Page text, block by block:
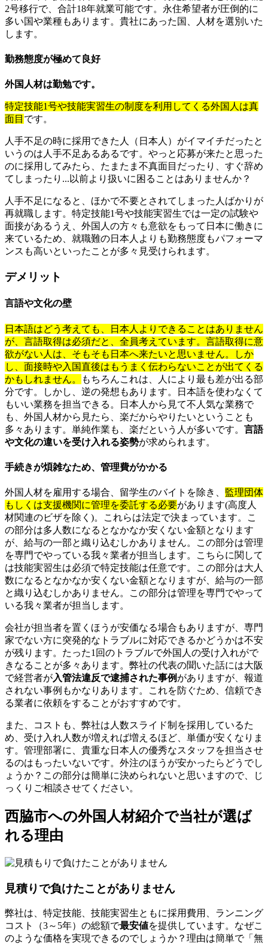
2号移行で、合計18年就業可能です。永住希望者が圧倒的に
多い国や業種もあります。貴社にあった国、人材を選別いた
します。
勤務態度が極めて良好
外国人材は勤勉です。
特定技能1号や技能実習生の制度を利用してくる外国人は真
面目 です。
人手不足の時に採用できた人（日本人）がイマイチだったと
いうのは人手不足あるあるです。やっと応募が来たと思った
のに採用してみたら、たまたま不真面目だったり、すぐ辞め
てしまったり...以前より扱いに困ることはありませんか？
人手不足になると、ほかで不要とされてしまった人ばかりが
再就職します。特定技能1号や技能実習生では一定の試験や
面接があるうえ、外国人の方々も意欲をもって日本に働きに
来ているため、就職難の日本人よりも勤務態度もパフォーマ
ンスも高いといったことが多々見受けられます。
デメリット
言語や文化の壁
日本語はどう考えても、日本人よりできることはありません
が、言語取得は必須だと、全員考えています。言語取得に意
欲がない人は、そもそも日本へ来たいと思いません。しか
し、面接時や入国直後はもうまく伝わらないことが出てくる
かもしれません。
もちろんこれは、人により最も差が出る部
分です。しかし、逆の発想もあります。日本語を使わなくて
もいい業務を担当できる。日本人から見て不人気な業務で
も、外国人材から見たら、楽だからやりたいということも
多々あります。単純作業も、楽だという人が多いです。 言語
や文化の違いを受け入れる姿勢が求められます。
手続きが煩雑なため、管理費がかかる
外国人材を雇用する場合、留学生のバイトを除き、 監理団体
もしくは支援機関に管理を委託する必要があります(高度人
材関連のビザを除く)。これらは法定で決まっています。こ
の部分は多人数になるとなかなか安くない金額となります
が、給与の一部と織り込むしかありません。この部分は管理
を専門でやっている我々業者が担当します。こちらに関して
は技能実習生は必須で特定技能は任意です。この部分は大人
数になるとなかなか安くない金額となりますが、給与の一部
と織り込むしかありません。この部分は管理を専門でやって
いる我々業者が担当します。
会社が担当者を置くほうが安価なる場合もありますが、専門
家でない方に突発的なトラブルに対応できるかどうかは不安
が残ります。たった1回のトラブルで外国人の受け入れがで
きなることが多々あります。弊社の代表の聞いた話には大阪
で経営者が入管法違反で逮捕された事例 がありますが、報道
されない事例もかなりあります。これを防ぐため、信頼でき
る業者に依頼をすることがおすすめです。
また、コストも、弊社は人数スライド制を採用しているた
め、受け入れ人数が増えれば増えるほど、単価が安くなりま
す。管理部署に、貴重な日本人の優秀なスタッフを担当させ
るのはもったいないです。外注のほうが安かったらどうでし
ょうか？この部分は簡単に決められないと思いますので、じ
っくりご相談させてください。
西脇市への外国人材紹介で当社が選ば
れる理由
見積りで負けたことがありません
弊社は、特定技能、技能実習生ともに採用費用、ランニング
コスト（3～5年）の総額で最安値を提供しています。なぜこ
のような価格を実現できるのでしょうか？理由は簡単で「無